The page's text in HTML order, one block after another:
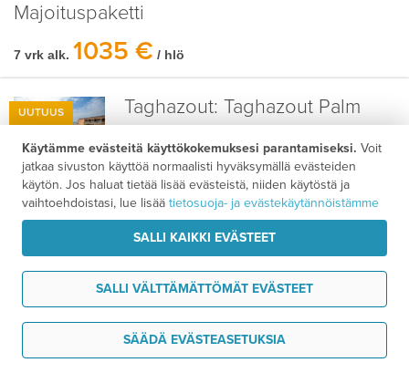
Tarvitsen tukea
Majoituspaketti
7 vrk alk. 1035 € / hlö
UUTUUS Taghazout: Taghazout Palm
5 km
200 m
UUTUUS Marrakech:Rose Aqua Park
Hotelli 
Käytämme evästeitä käyttökokemuksesi parantamiseksi. Voit
jatkaa sivuston käyttöä normaalisti hyväksymällä evästeiden
käytön. Jos haluat tietää lisää evästeistä, niiden käytöstä ja
vaihtoehdoistasi, lue lisää tietosuoja- ja evästekäytännöistämme
SALLI KAIKKI EVÄSTEET
SALLI VÄLTTÄMÄTTÖMÄT EVÄSTEET
SÄÄDÄ EVÄSTEASETUKSIA